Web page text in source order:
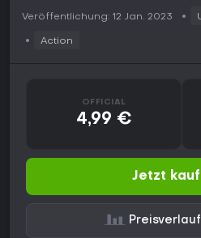
Veröffentlichung: 12 Jan. 2023
Action
OFFICIAL
4,99 €
Jetzt